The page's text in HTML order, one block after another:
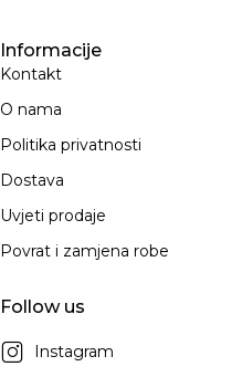
Informacije
Kontakt
O nama
Politika privatnosti
Dostava
Uvjeti prodaje
Povrat i zamjena robe
Follow us
Instagram